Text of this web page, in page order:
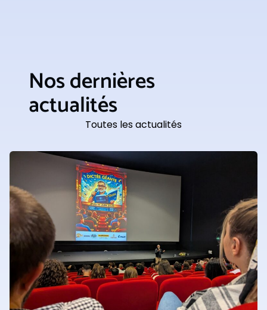
Nos dernières
actualités
Toutes les actualités